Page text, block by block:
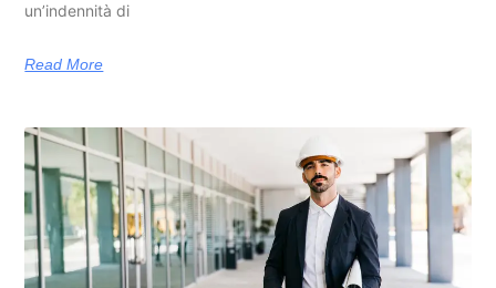
un’indennità di
Read More